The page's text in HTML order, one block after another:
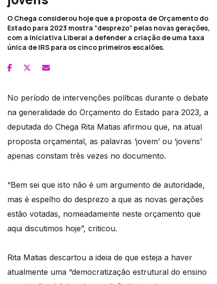
O Chega considerou hoje que a proposta de Orçamento do
Estado para 2023 mostra “desprezo” pelas novas gerações,
com a Iniciativa Liberal a defender a criação de uma taxa
única de IRS para os cinco primeiros escalões.
No período de intervenções políticas durante o debate
na generalidade do Orçamento do Estado para 2023, a
deputada do Chega Rita Matias afirmou que, na atual
proposta orçamental, as palavras ‘jovem’ ou ‘jovens’
apenas constam três vezes no documento.
“Bem sei que isto não é um argumento de autoridade,
mas é espelho do desprezo a que as novas gerações
estão votadas, nomeadamente neste orçamento que
aqui discutimos hoje”, criticou.
Rita Matias descartou a ideia de que esteja a haver
atualmente uma “democratização estrutural do ensino